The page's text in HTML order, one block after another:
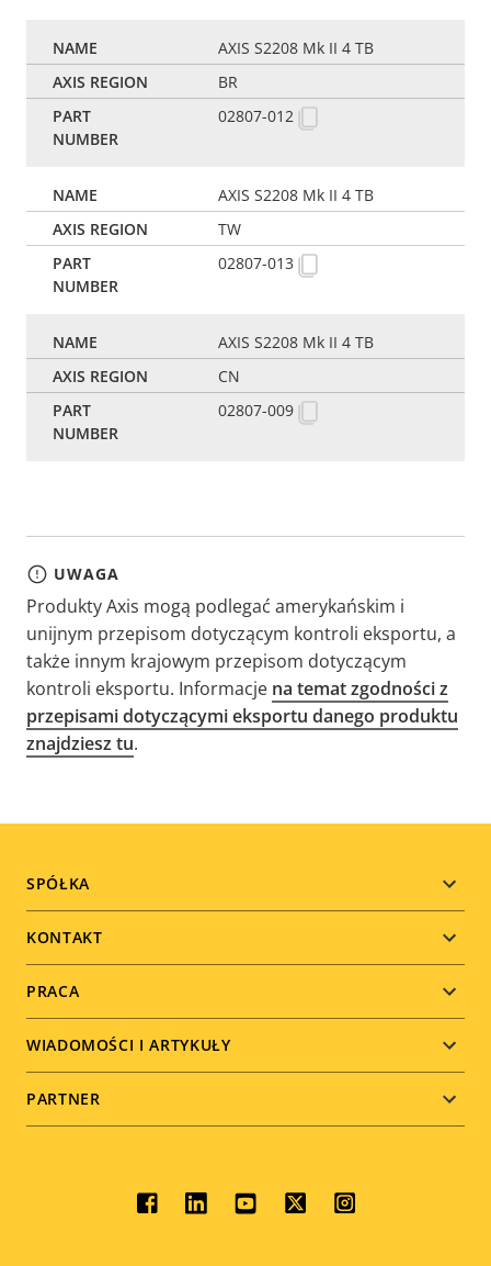
AXIS S2208 Mk II 4 TB
BR
02807-012
AXIS S2208 Mk II 4 TB
TW
02807-013
AXIS S2208 Mk II 4 TB
CN
02807-009
UWAGA
Produkty Axis mogą podlegać amerykańskim i
unijnym przepisom dotyczącym kontroli eksportu, a
także innym krajowym przepisom dotyczącym
kontroli eksportu. Informacje na temat zgodności z
przepisami dotyczącymi eksportu danego produktu
znajdziesz tu.
Footer
menu
SPÓŁKA
KONTAKT
PRACA
WIADOMOŚCI I ARTYKUŁY
PARTNER
Social